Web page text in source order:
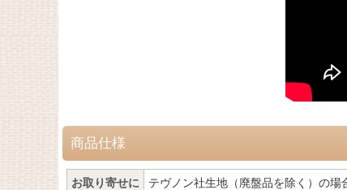
商品仕様
お取り寄せに
テヴノン社生地（廃盤品を除く）の